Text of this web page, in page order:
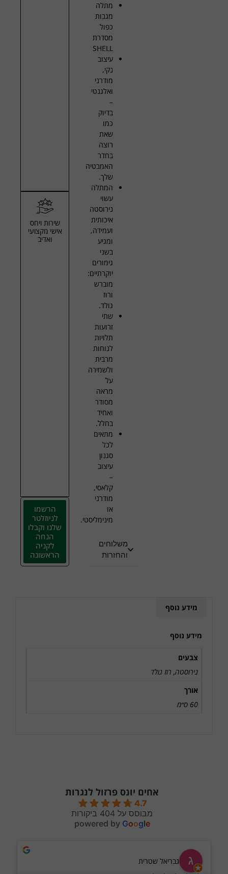
שירות ויחס
אישי מקצועי
ואדיב
הרשמו
לניוזלטר
שלנו וקבלו
הנחה
לקניה
הראשונה
מתלה
מגבות
כפול
מסדרת
SHELL
עיצוב
נקי,
מודרני
ואלגנטי
–
בדיוק
כמו
שאת
רוצה
בחדר
האמבטיה
שלך.
המתלה
עשוי
נירוסטה
איכותית
ועמידה,
ומגיע
בשני
גימורים
יוקרתיים:
מוברש
ורוז
גולד.
שתי
זרועות
תלויות
לנוחות
מרבית
ולשמירה
על
מראה
מסודר
ואחיד
בחלל.
מתאים
לכל
סגנון
עיצוב
–
קלאסי,
מודרני
או
מינימליסטי.
משלוחים
והחזרות
מידע נוסף
מידע נוסף
צבעים
נירוסטה, רוז גולד
אורך
60 ס״מ
אחים יונס פרזול לנגרות
4.7
מבוסס על 404 ביקורות
powered by Google
גבריאל שטרית